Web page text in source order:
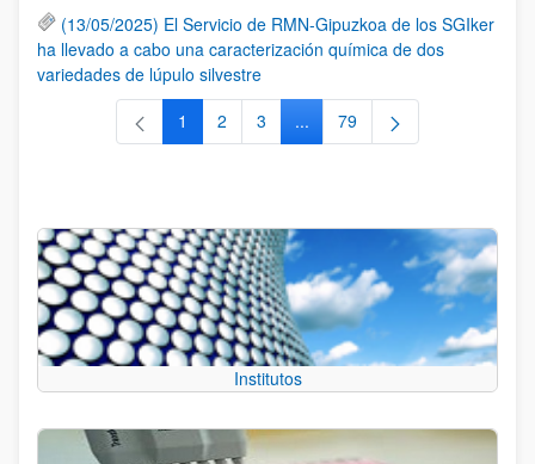
(13/05/2025) El Servicio de RMN-Gipuzkoa de los SGIker
ha llevado a cabo una caracterización química de dos
variedades de lúpulo silvestre
Página
1 Página
2 Página
3 ...Páginas intermedias Use TAB
Página
79
Institutos